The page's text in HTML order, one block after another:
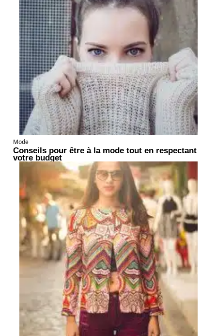
Mode
Conseils pour être à la mode tout en respectant
votre budget